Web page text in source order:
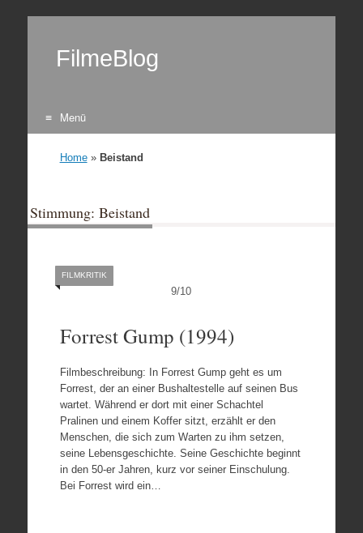
FilmeBlog
Menü
Home» Beistand
Stimmung: Beistand
9/10
FILMKRITIK
Forrest Gump (1994)
Filmbeschreibung: In Forrest Gump geht es um
Forrest, der an einer Bushaltestelle auf seinen Bus
wartet. Während er dort mit einer Schachtel
Pralinen und einem Koffer sitzt, erzählt er den
Menschen, die sich zum Warten zu ihm setzen,
seine Lebensgeschichte. Seine Geschichte beginnt
in den 50-er Jahren, kurz vor seiner Einschulung.
Bei Forrest wird ein…